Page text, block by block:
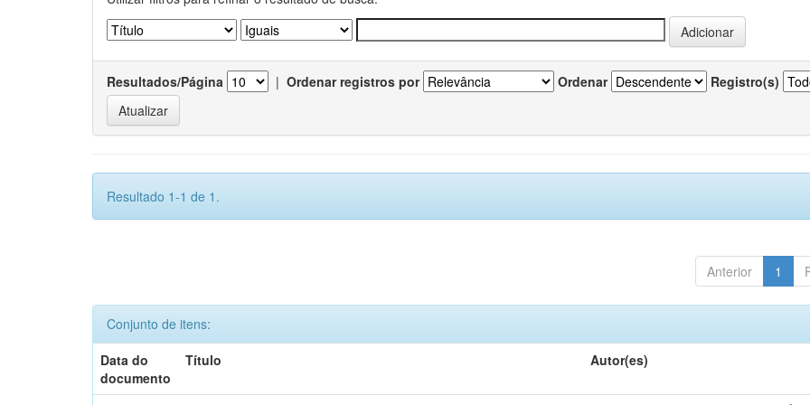
Resultados/Página | Ordenar registros por Ordenar Registro(s)
Resultado 1-1 de 1.
Anterior 1
Conjunto de itens:
Data do
documento
Título Autor(es)